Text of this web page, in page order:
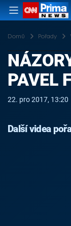
Domů Pořady
PAVEL
22. pro 2017, 13:20
Další videa